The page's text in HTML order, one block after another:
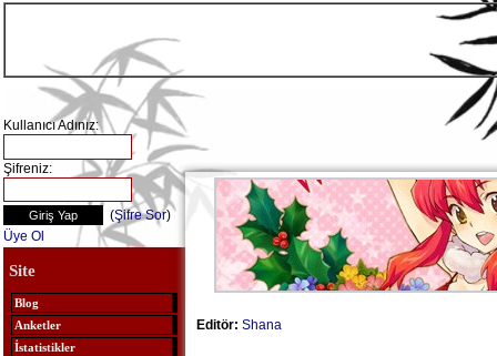
Kullanıcı Adınız:
Şifreniz:
(Şifre Sor)
Üye Ol
Site
Blog
Anketler
İstatistikler
Editör: Shana